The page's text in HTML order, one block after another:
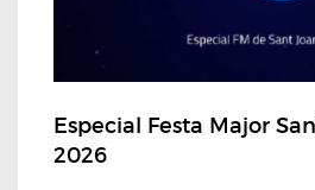
Especial Festa Major
2026